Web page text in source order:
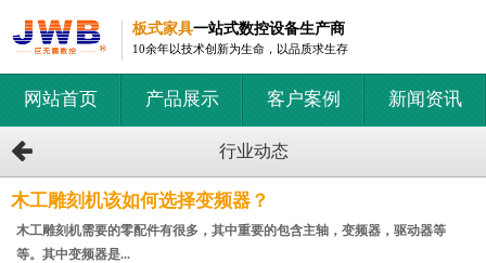
板式家具一站式数控设备生产商
10余年以技术创新为生命，以品质求生存
网站首页 产品展示 客户案例 新闻资讯
行业动态
木工雕刻机该如何选择变频器？
木工雕刻机需要的零配件有很多，其中重要的包含主轴，变频器，驱动器等
等。其中变频器是...